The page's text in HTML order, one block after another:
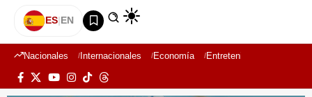
ES|EN
Nacionales Internacionales Economía Entretenimiento